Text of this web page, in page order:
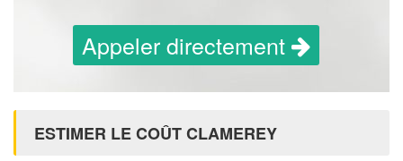
Appeler directement
ESTIMER LE COÛT CLAMEREY